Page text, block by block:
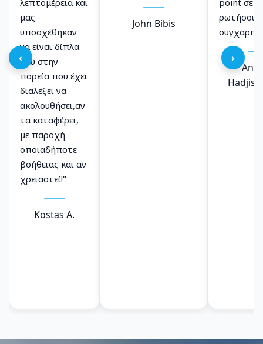
μας
υποσχέθηκαν
να είναι δίπλα
του στην
πορεία που έχει
διαλέξει να
ακολουθήσει,αν
τα καταφέρει,
με παροχή
οποιαδήποτε
βοήθειας και αν
χρειαστεί!"
Kostas A.
John Bibis
‹ ›